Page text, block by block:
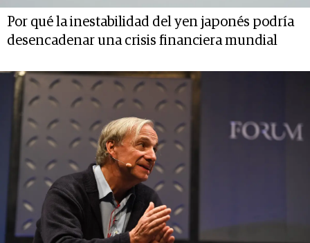
Por qué la inestabilidad del yen japonés podría
desencadenar una crisis financiera mundial